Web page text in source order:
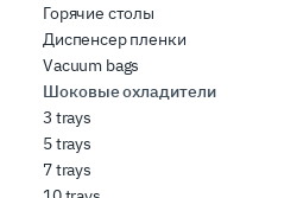
Горячие столы
Диспенсер пленки
Vacuum bags
Шоковые охладители
3 trays
5 trays
7 trays